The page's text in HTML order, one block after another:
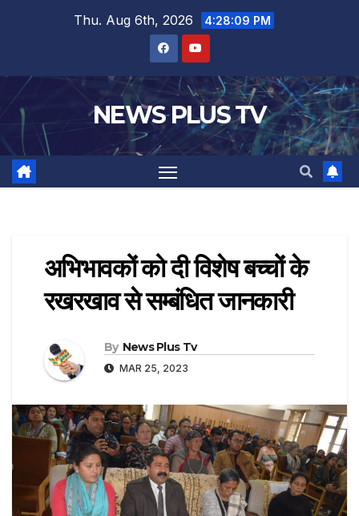
Thu. Aug 6th, 2026 4:28:09 PM
NEWS PLUS TV
अभिभावकों को दी विशेष बच्चों के
रखरखाव से सम्बंधित जानकारी
By News Plus Tv
MAR 25, 2023